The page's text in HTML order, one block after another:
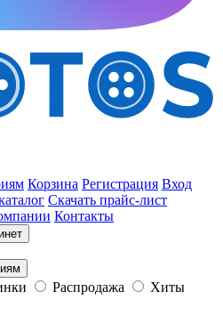
Корзина Регистрация Вход
Скачать прайс-лист
Контакты
Распродажа
Хиты